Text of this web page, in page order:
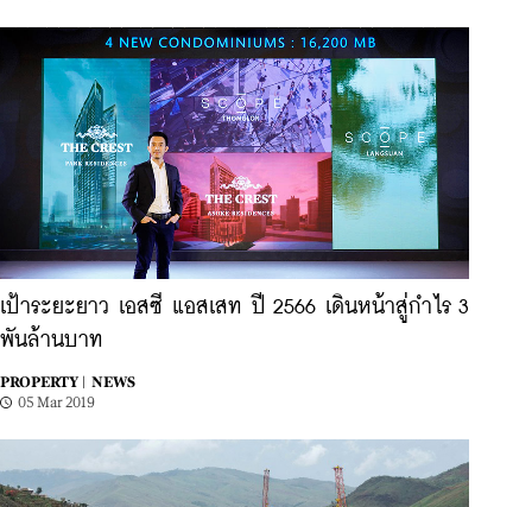
เป้าระยะยาว เอสซี แอสเสท ปี 2566 เดินหน้าสู่กำไร 3
พันล้านบาท
PROPERTY |
NEWS
05 Mar 2019